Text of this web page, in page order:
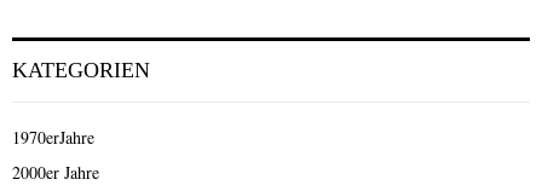
KATEGORIEN
1970erJahre
2000er Jahre